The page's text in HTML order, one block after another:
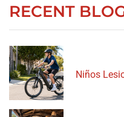
RECENT
Niños